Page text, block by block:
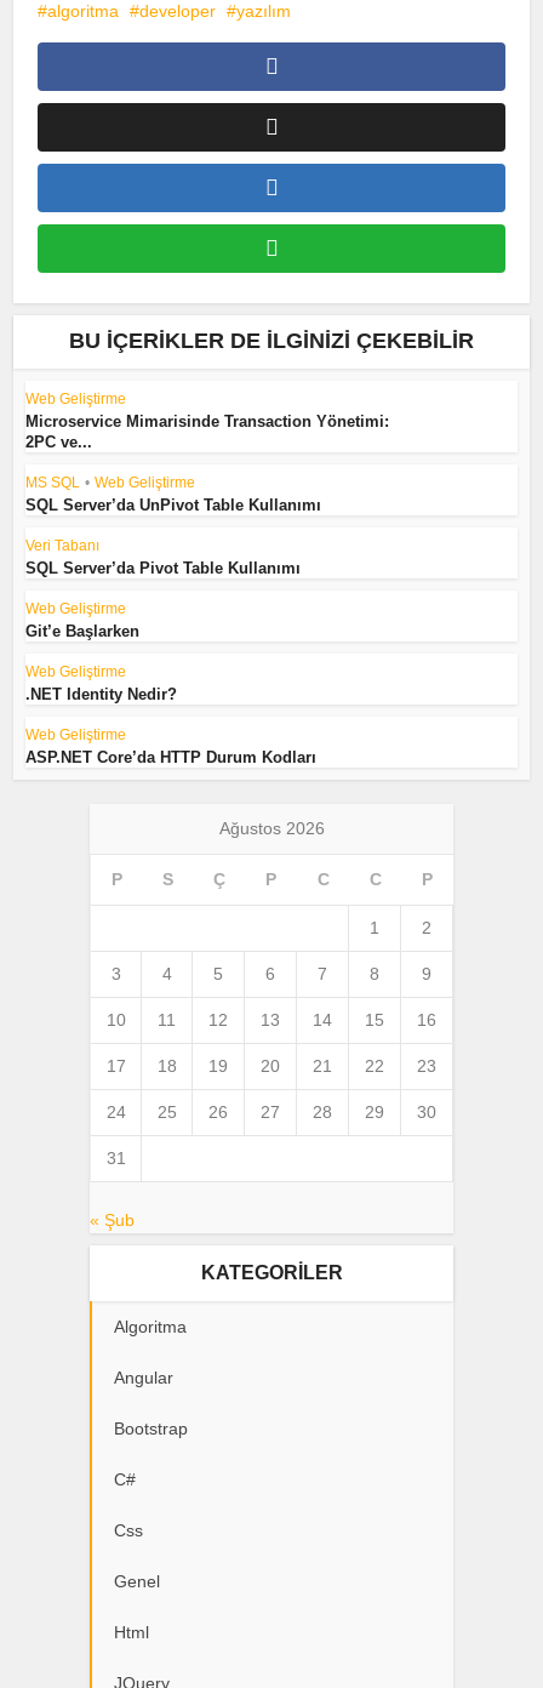
algoritma developer yazılım
BU İÇERIKLER DE İLGINIZI ÇEKEBILIR
Web Geliştirme
Microservice Mimarisinde Transaction Yönetimi:
2PC ve...
MS SQL • Web Geliştirme
SQL Server’da UnPivot Table Kullanımı
Veri Tabanı
SQL Server’da Pivot Table Kullanımı
Web Geliştirme
Git’e Başlarken
Web Geliştirme
.NET Identity Nedir?
Web Geliştirme
ASP.NET Core’da HTTP Durum Kodları
Ağustos 2026
P S Ç P C C P
1 2
3 4 5 6 7 8 9
10 11 12 13 14 15 16
17 18 19 20 21 22 23
24 25 26 27 28 29 30
31
« Şub
KATEGORILER
Algoritma
Angular
Bootstrap
C#
Css
Genel
Html
JQuery